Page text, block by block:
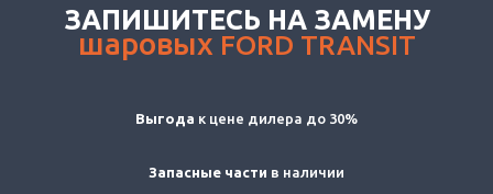
ЗАПИШИТЕСЬ НА ЗАМЕНУ
шаровых FORD TRANSIT
Выгода к цене дилера до 30%
Запасные части в наличии